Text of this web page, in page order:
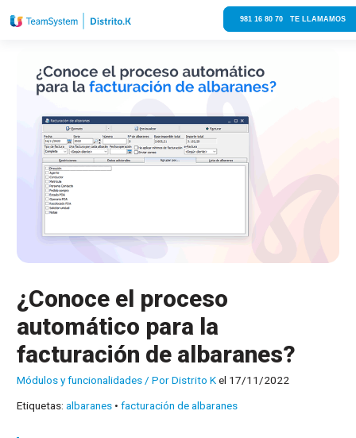
981 16 80 70 TE LLAMAMOS
¿Conoce el proceso
automático para la
facturación de albaranes?
Módulos y funcionalidades / PorDistrito Kel 17/11/2022
Etiquetas:albaranes •facturación de albaranes